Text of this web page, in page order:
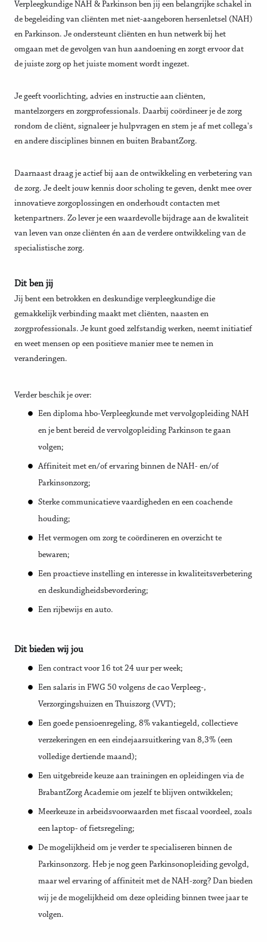
Verpleegkundige NAH & Parkinson ben jij een belangrijke schakel in
de begeleiding van cliënten met niet-aangeboren hersenletsel (NAH)
en Parkinson. Je ondersteunt cliënten en hun netwerk bij het
omgaan met de gevolgen van hun aandoening en zorgt ervoor dat
de juiste zorg op het juiste moment wordt ingezet.
Je geeft voorlichting, advies en instructie aan cliënten,
mantelzorgers en zorgprofessionals. Daarbij coördineer je de zorg
rondom de cliënt, signaleer je hulpvragen en stem je af met collega's
en andere disciplines binnen en buiten BrabantZorg.
Daarnaast draag je actief bij aan de ontwikkeling en verbetering van
de zorg. Je deelt jouw kennis door scholing te geven, denkt mee over
innovatieve zorgoplossingen en onderhoudt contacten met
ketenpartners. Zo lever je een waardevolle bijdrage aan de kwaliteit
van leven van onze cliënten én aan de verdere ontwikkeling van de
specialistische zorg.
Dit ben jij
Jij bent een betrokken en deskundige verpleegkundige die
gemakkelijk verbinding maakt met cliënten, naasten en
zorgprofessionals. Je kunt goed zelfstandig werken, neemt initiatief
en weet mensen op een positieve manier mee te nemen in
veranderingen.
Verder beschik je over:
Een diploma hbo-Verpleegkunde met vervolgopleiding NAH
en je bent bereid de vervolgopleiding Parkinson te gaan
volgen;
Affiniteit met en/of ervaring binnen de NAH- en/of
Parkinsonzorg;
Sterke communicatieve vaardigheden en een coachende
houding;
Het vermogen om zorg te coördineren en overzicht te
bewaren;
Een proactieve instelling en interesse in kwaliteitsverbetering
en deskundigheidsbevordering;
Een rijbewijs en auto.
Dit bieden wij jou
Een contract voor 16 tot 24 uur per week;
Een salaris in FWG 50 volgens de cao Verpleeg-,
Verzorgingshuizen en Thuiszorg (VVT);
Een goede pensioenregeling, 8% vakantiegeld, collectieve
verzekeringen en een eindejaarsuitkering van 8,3% (een
volledige dertiende maand);
Een uitgebreide keuze aan trainingen en opleidingen via de
BrabantZorg Academie om jezelf te blijven ontwikkelen;
Meerkeuze in arbeidsvoorwaarden met fiscaal voordeel, zoals
een laptop- of fietsregeling;
De mogelijkheid om je verder te specialiseren binnen de
Parkinsonzorg. Heb je nog geen Parkinsonopleiding gevolgd,
maar wel ervaring of affiniteit met de NAH-zorg? Dan bieden
wij je de mogelijkheid om deze opleiding binnen twee jaar te
volgen.